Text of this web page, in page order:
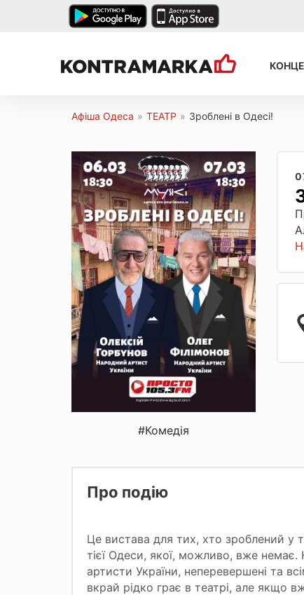
Афіша Одеса » ТЕАТР » Зроблені в Одесі!
#Комедія
Про подію
Це вистава для тих, хто зроблений у
тієї Одеси, якої, можливо, вже
артисти України, неперевершені та
вкрай рідко грає в театрі, але якщо